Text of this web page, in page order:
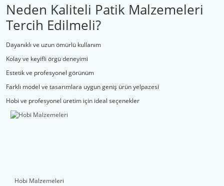
Neden Kaliteli Patik Malzemeleri
Tercih Edilmeli?
Dayanıklı ve uzun ömürlü kullanım
Kolay ve keyifli örgü deneyimi
Estetik ve profesyonel görünüm
Farklı model ve tasarımlara uygun geniş ürün yelpazesi
Hobi ve profesyonel üretim için ideal seçenekler
Hobi Malzemeleri